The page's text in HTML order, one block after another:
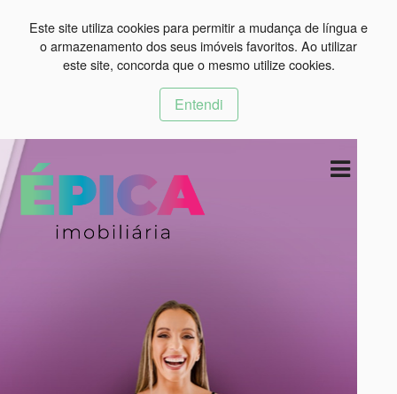
Este site utiliza cookies para permitir a mudança de língua e
o armazenamento dos seus imóveis favoritos. Ao utilizar
este site, concorda que o mesmo utilize cookies.
Entendi